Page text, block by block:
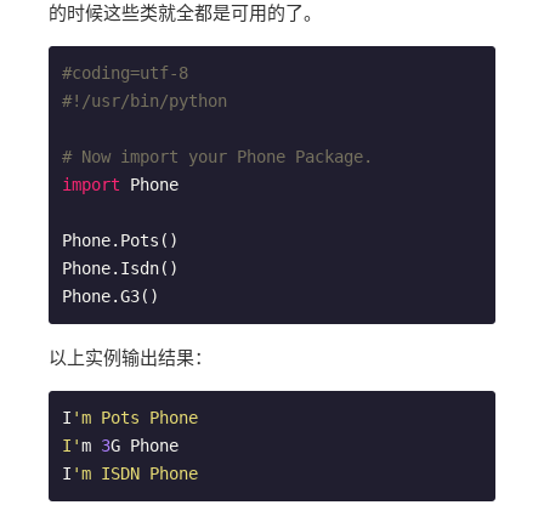
的时候这些类就全都是可用的了。
#coding=utf-8
#!/usr/bin/python
# Now import your Phone Package.
import Phone
Phone.Pots()
Phone.Isdn()
Phone.G3()
以上实例输出结果：
I 'm Pots Phone
I'm 3G Phone
I 'm ISDN Phone